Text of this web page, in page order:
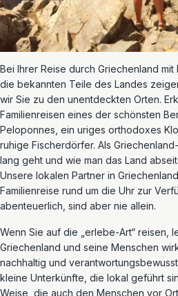
Bei Ihrer Reise durch Griechenland
die bekannten Teile des Landes
wir Sie zu den unentdeckten Orten.
Familienreisen eines der schönsten
Peloponnes, ein uriges orthodoxes
ruhige Fischerdörfer. Als
lang geht und wie man das Land
Unsere lokalen Partner in
Familienreise rund um die Uhr zur
abenteuerlich, sind aber nie allein.
Wenn Sie auf die „erlebe-Art“ reisen,
Griechenland und seine Menschen
nachhaltig und
kleine Unterkünfte, die lokal geführt
Weise, die auch den Menschen vor